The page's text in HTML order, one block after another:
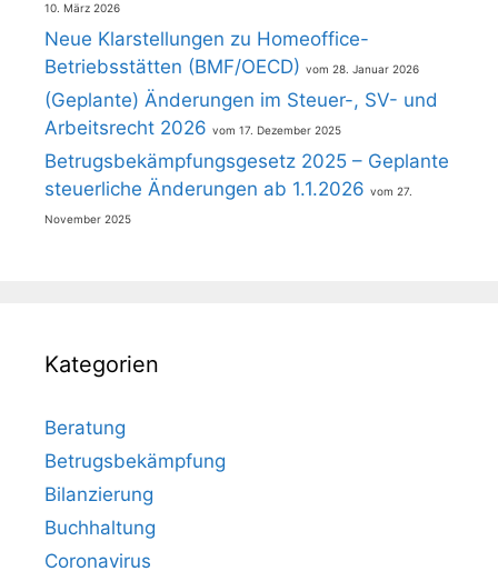
10. März 2026
Neue Klarstellungen zu Homeoffice-
Betriebsstätten (BMF/OECD)
28. Januar 2026
(Geplante) Änderungen im Steuer-, SV- und
Arbeitsrecht 2026
17. Dezember 2025
Betrugsbekämpfungsgesetz 2025 – Geplante
steuerliche Änderungen ab 1.1.2026
27.
November 2025
Kategorien
Beratung
Betrugsbekämpfung
Bilanzierung
Buchhaltung
Coronavirus